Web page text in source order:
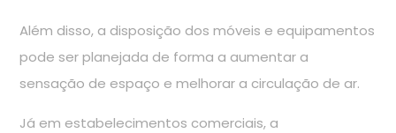
Além disso, a disposição dos móveis e equipamentos
pode ser planejada de forma a aumentar a
sensação de espaço e melhorar a circulação de ar.
Já em estabelecimentos comerciais, a